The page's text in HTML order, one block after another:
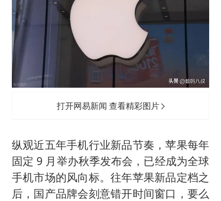
打开网易新闻 查看精彩图片
纵观近五年手机行业新品节奏，苹果每年
固定 9 月举办秋季发布会，已经成为全球
手机市场的风向标。往年苹果新品定档之
后，国产品牌会刻意错开时间窗口，要么